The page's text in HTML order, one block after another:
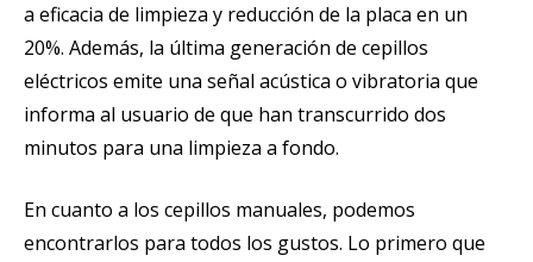
a eficacia de limpieza y reducción de la placa en un
20%. Además, la última generación de cepillos
eléctricos emite una señal acústica o vibratoria que
informa al usuario de que han transcurrido dos
minutos para una limpieza a fondo.
En cuanto a los cepillos manuales, podemos
encontrarlos para todos los gustos. Lo primero que